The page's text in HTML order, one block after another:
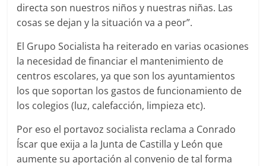
directa son nuestros niños y nuestras niñas. Las
cosas se dejan y la situación va a peor”.
El Grupo Socialista ha reiterado en varias ocasiones
la necesidad de financiar el mantenimiento de
centros escolares, ya que son los ayuntamientos
los que soportan los gastos de funcionamiento de
los colegios (luz, calefacción, limpieza etc).
Por eso el portavoz socialista reclama a Conrado
Íscar que exija a la Junta de Castilla y León que
aumente su aportación al convenio de tal forma